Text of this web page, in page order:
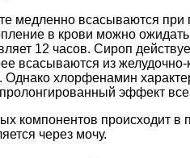
медленно всасываются
в крови можно ожидать
12 часов. Сироп
всасываются из желудочно-
Однако хлорфенамин
эффект
компонентов происходит
через мочу.